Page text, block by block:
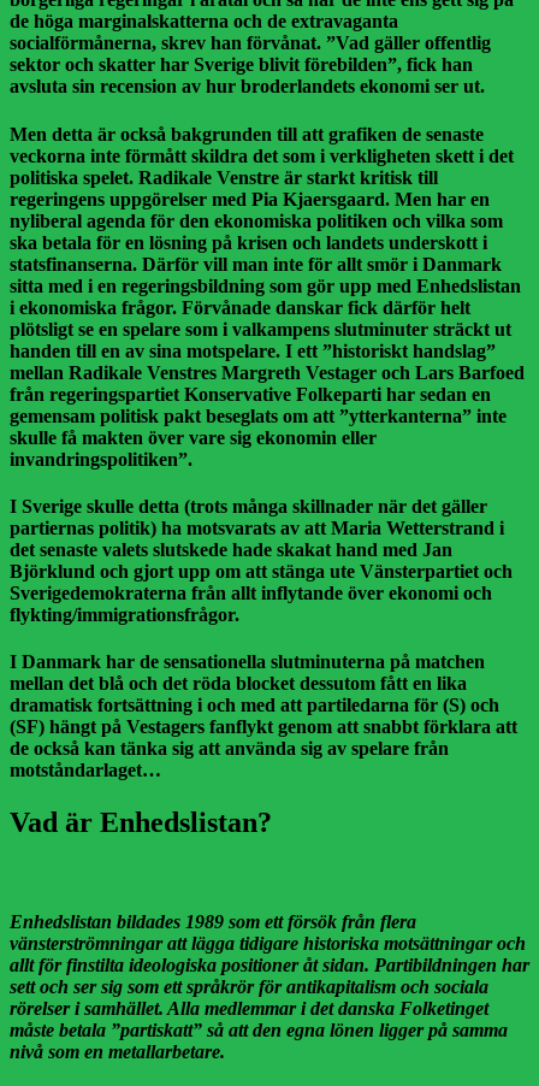
de höga marginalskatterna och de extravaganta
socialförmånerna, skrev han förvånat. ”Vad gäller offentlig
sektor och skatter har Sverige blivit förebilden”, fick han
avsluta sin recension av hur broderlandets ekonomi ser ut.
Men detta är också bakgrunden till att grafiken de senaste
veckorna inte förmått skildra det som i verkligheten skett i det
politiska spelet. Radikale Venstre är starkt kritisk till
regeringens uppgörelser med Pia Kjaersgaard. Men har en
nyliberal agenda för den ekonomiska politiken och vilka som
ska betala för en lösning på krisen och landets underskott i
statsfinanserna. Därför vill man inte för allt smör i Danmark
sitta med i en regeringsbildning som gör upp med Enhedslistan
i ekonomiska frågor. Förvånade danskar fick därför helt
plötsligt se en spelare som i valkampens slutminuter sträckt ut
handen till en av sina motspelare. I ett ”historiskt handslag”
mellan Radikale Venstres Margreth Vestager och Lars Barfoed
från regeringspartiet Konservative Folkeparti har sedan en
gemensam politisk pakt beseglats om att ”ytterkanterna” inte
skulle få makten över vare sig ekonomin eller
invandringspolitiken”.
I Sverige skulle detta (trots många skillnader när det gäller
partiernas politik) ha motsvarats av att Maria Wetterstrand i
det senaste valets slutskede hade skakat hand med Jan
Björklund och gjort upp om att stänga ute Vänsterpartiet och
Sverigedemokraterna från allt inflytande över ekonomi och
flykting/immigrationsfrågor.
I Danmark har de sensationella slutminuterna på matchen
mellan det blå och det röda blocket dessutom fått en lika
dramatisk fortsättning i och med att partiledarna för (S) och
(SF) hängt på Vestagers fanflykt genom att snabbt förklara att
de också kan tänka sig att använda sig av spelare från
motståndarlaget…
Vad är Enhedslistan?
Enhedslistan bildades 1989 som ett försök från flera
vänsterströmningar att lägga tidigare historiska motsättningar och
allt för finstilta ideologiska positioner åt sidan. Partibildningen har
sett och ser sig som ett språkrör för antikapitalism och sociala
rörelser i samhället. Alla medlemmar i det danska Folketinget
måste betala ”partiskatt” så att den egna lönen ligger på samma
nivå som en metallarbetare.